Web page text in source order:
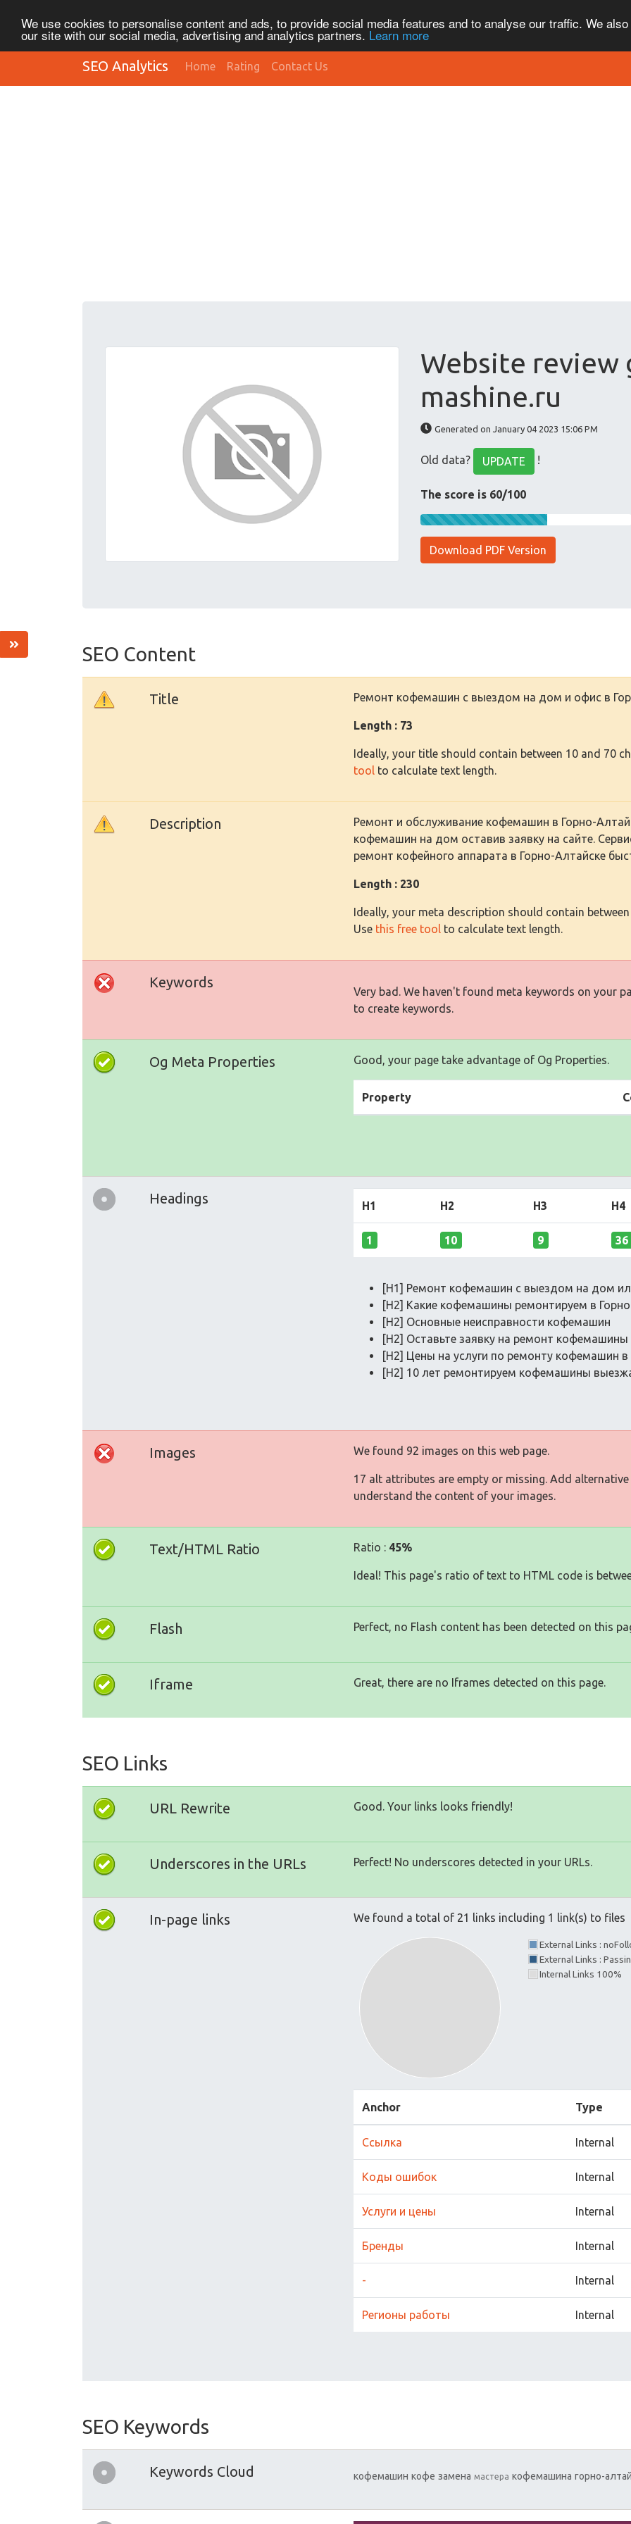
We use cookies to personalise content and ads, to provide social media features and to analyse our traffic. We
our site with our social media, advertising and analytics partners. Learn more
SEO Analytics Home Rating Contact Us
Website review
mashine.ru
Generated on January 04 2023 15:06 PM
Old data? UPDATE !
The score is 60/100
Download PDF Version
SEO Content
Title Ремонт кофемашин с выездом на дом и офис в
Length : 73
Ideally, your title should contain between 10 and 70
tool to calculate text length.
Description
Ремонт и обслуживание кофемашин в Горно-
кофемашин на дом оставив заявку на сайте.
ремонт кофейного аппарата в Горно-Алтайске
Length : 230
Ideally, your meta description should contain
Use this free tool to calculate text length.
Keywords
Very bad. We haven't found meta keywords on your
to create keywords.
Og Meta Properties Good, your page take advantage of Og Properties.
Property
Headings H1 H2 H3 H4
1 10 9 36
[H1] Ремонт кофемашин с выездом на дом
[H2] Какие кофемашины ремонтируем в
[H2] Основные неисправности кофемашин
[H2] Оставьте заявку на ремонт кофемашины
[H2] Цены на услуги по ремонту кофемашин в
[H2] 10 лет ремонтируем кофемашины
Images We found 92 images on this web page.
17 alt attributes are empty or missing. Add
understand the content of your images.
Text/HTML Ratio Ratio : 45%
Ideal! This page's ratio of text to HTML code is
Flash Perfect, no Flash content has been detected on this
Iframe Great, there are no Iframes detected on this page.
SEO Links
URL Rewrite Good. Your links looks friendly!
Underscores in the URLs Perfect! No underscores detected in your URLs.
In-page links We found a total of 21 links including 1 link(s) to files
External Links :
External Links :
Internal Links 100%
Anchor Type
Ссылка Internal
Коды ошибок Internal
Услуги и цены Internal
Бренды Internal
- Internal
Регионы работы Internal
SEO Keywords
Keywords Cloud кофемашин кофе замена мастера кофемашина горно-